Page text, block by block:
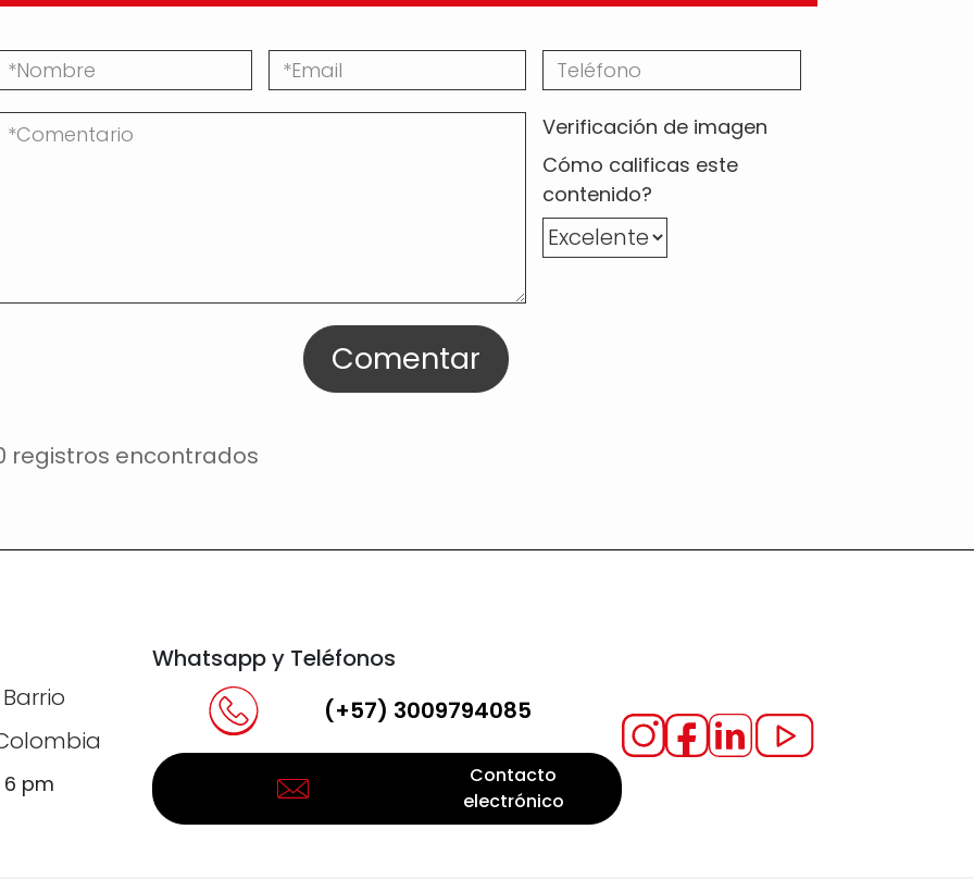
Verificación de imagen
Cómo calificas este
contenido?
Comentar
registros encontrados
6 pm
Whatsapp y Teléfonos
(+57) 3009794085
Contacto
electrónico